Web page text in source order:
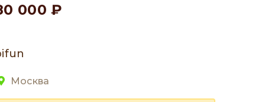
000 ₽
Москва